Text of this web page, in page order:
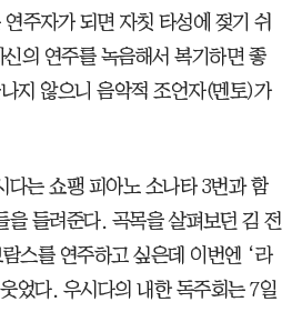
주자가 되면 자칫 타성에 젖기 쉬
의 연주를 녹음해서 복기하면 좋
지 않으니 음악적 조언자(멘토)가
다는 쇼팽 피아노 소나타 3번과 함
을 들려준다. 곡목을 살펴보던 김 전
스를 연주하고 싶은데 이번엔 ‘라
었다. 우시다의 내한 독주회는 7일